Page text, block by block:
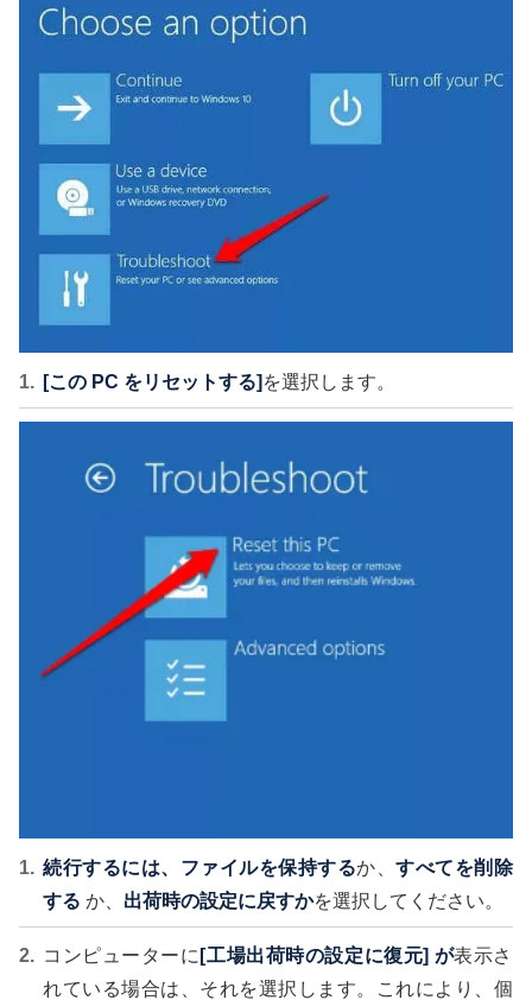
[この PC をリセットする] を選択します。
続行するには、ファイルを保持するか、 すべてを削除
する か、 出荷時の設定に戻すかを選択してください。
コンピューターに [工場出荷時の設定に復元] が表示さ
れている場合は、それを選択します。これにより、個